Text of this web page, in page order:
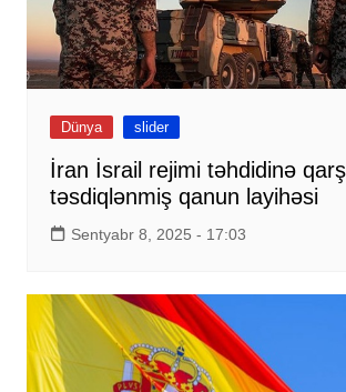
Dünya slider
İran İsrail rejimi təhdidinə
təsdiqlənmiş qanun layihəsi
Sentyabr 8, 2025 - 17:03